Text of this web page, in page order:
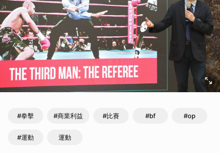
#拳擊 #商業利益 #比賽 #bf #op
#運動 運動